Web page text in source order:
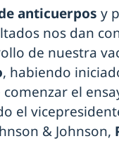
anticuerpos y
nos dan
de nuestra
, habiendo
el
el
& Johnson,